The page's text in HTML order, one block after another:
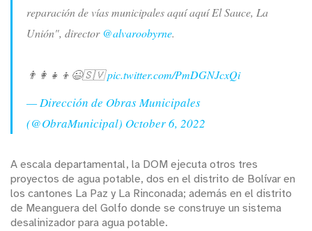
reparación de vías municipales aquí aquí El Sauce, La
Unión", director @alvaroobyrne.
👨‍👩‍👧‍👦😉🇸🇻pic.twitter.com/PmDGNJcxQi
— Dirección de Obras Municipales
(@ObraMunicipal) October 6, 2022
A escala departamental, la DOM ejecuta otros tres
proyectos de agua potable, dos en el distrito de Bolívar en
los cantones La Paz y La Rinconada; además en el distrito
de Meanguera del Golfo donde se construye un sistema
desalinizador para agua potable.